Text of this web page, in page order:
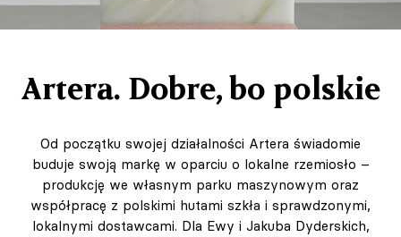
Artera. Dobre, bo polskie
Od początku swojej działalności Artera świadomie
buduje swoją markę w oparciu o lokalne rzemiosło –
produkcję we własnym parku maszynowym oraz
współpracę z polskimi hutami szkła i sprawdzonymi,
lokalnymi dostawcami. Dla Ewy i Jakuba Dyderskich,